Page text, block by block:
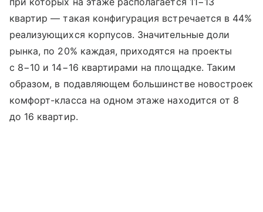
квартир — такая конфигурация встречается в 44%
реализующихся корпусов. Значительные доли
рынка, по 20% каждая, приходятся на проекты
с 8−10 и 14−16 квартирами на площадке. Таким
образом, в подавляющем большинстве новостроек
комфорт-класса на одном этаже находится от 8
до 16 квартир.